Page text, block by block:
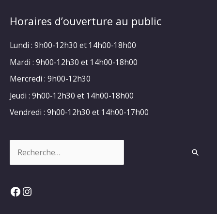
Horaires d’ouverture au public
Lundi : 9h00-12h30 et 14h00-18h00
Mardi : 9h00-12h30 et 14h00-18h00
Mercredi : 9h00-12h30
Jeudi : 9h00-12h30 et 14h00-18h00
Vendredi : 9h00-12h30 et 14h00-17h00
Facebook
Instagram